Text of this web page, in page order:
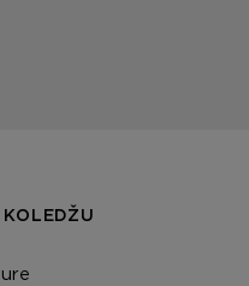
KOLEDŽU